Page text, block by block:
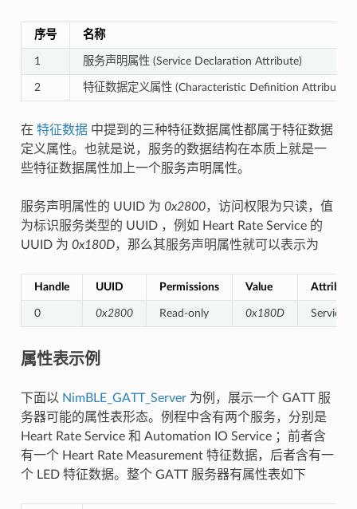
序号 名称
1 服务声明属性 (Service Declaration Attribute)
2 特征数据定义属性 (Characteristic Definition Attributes)
在 特征数据中提到的三种特征数据属性都属于特征数据
定义属性。也就是说，服务的数据结构在本质上就是一
些特征数据属性加上一个服务声明属性。
服务声明属性的 UUID 为 0x2800，访问权限为只读，值
为标识服务类型的 UUID ，例如 Heart Rate Service 的
UUID 为 0x180D，那么其服务声明属性就可以表示为
Handle UUID Permissions Value Attribute
0 0x2800 Read-only 0x180D Service
属性表示例
下面以 NimBLE_GATT_Server 为例，展示一个 GATT 服
务器可能的属性表形态。例程中含有两个服务，分别是
Heart Rate Service 和 Automation IO Service ；前者含
有一个 Heart Rate Measurement 特征数据，后者含有一
个 LED 特征数据。整个 GATT 服务器有属性表如下